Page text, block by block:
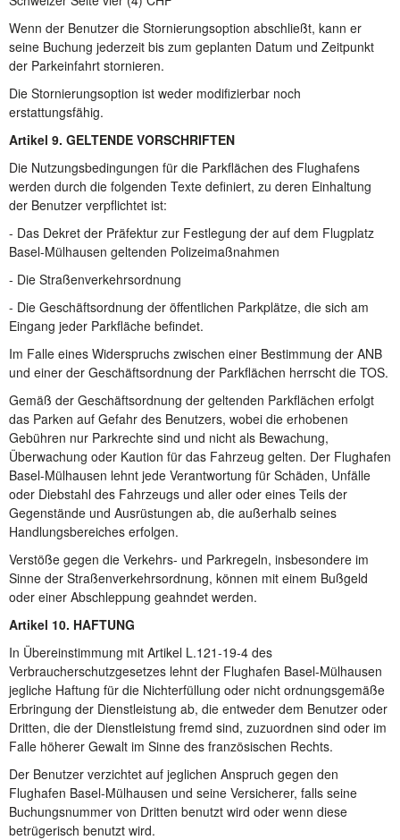
Wenn der Benutzer die Stornierungsoption abschließt, kann er
seine Buchung jederzeit bis zum geplanten Datum und Zeitpunkt
der Parkeinfahrt stornieren.
Die Stornierungsoption ist weder modifizierbar noch
erstattungsfähig.
Artikel 9. GELTENDE VORSCHRIFTEN
Die Nutzungsbedingungen für die Parkflächen des Flughafens
werden durch die folgenden Texte definiert, zu deren Einhaltung
der Benutzer verpflichtet ist:
- Das Dekret der Präfektur zur Festlegung der auf dem Flugplatz
Basel-Mülhausen geltenden Polizeimaßnahmen
- Die Straßenverkehrsordnung
- Die Geschäftsordnung der öffentlichen Parkplätze, die sich am
Eingang jeder Parkfläche befindet.
Im Falle eines Widerspruchs zwischen einer Bestimmung der ANB
und einer der Geschäftsordnung der Parkflächen herrscht die TOS.
Gemäß der Geschäftsordnung der geltenden Parkflächen erfolgt
das Parken auf Gefahr des Benutzers, wobei die erhobenen
Gebühren nur Parkrechte sind und nicht als Bewachung,
Überwachung oder Kaution für das Fahrzeug gelten. Der Flughafen
Basel-Mülhausen lehnt jede Verantwortung für Schäden, Unfälle
oder Diebstahl des Fahrzeugs und aller oder eines Teils der
Gegenstände und Ausrüstungen ab, die außerhalb seines
Handlungsbereiches erfolgen.
Verstöße gegen die Verkehrs- und Parkregeln, insbesondere im
Sinne der Straßenverkehrsordnung, können mit einem Bußgeld
oder einer Abschleppung geahndet werden.
Artikel 10. HAFTUNG
In Übereinstimmung mit Artikel L.121-19-4 des
Verbraucherschutzgesetzes lehnt der Flughafen Basel-Mülhausen
jegliche Haftung für die Nichterfüllung oder nicht ordnungsgemäße
Erbringung der Dienstleistung ab, die entweder dem Benutzer oder
Dritten, die der Dienstleistung fremd sind, zuzuordnen sind oder im
Falle höherer Gewalt im Sinne des französischen Rechts.
Der Benutzer verzichtet auf jeglichen Anspruch gegen den
Flughafen Basel-Mülhausen und seine Versicherer, falls seine
Buchungsnummer von Dritten benutzt wird oder wenn diese
betrügerisch benutzt wird.